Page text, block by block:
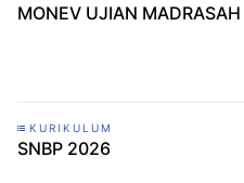
MONEV UJIAN MADRASAH
KURIKULUM
SNBP 2026